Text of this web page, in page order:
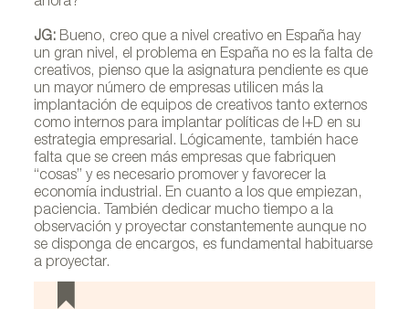
Atlas para Marset
ahora?
JG: Bueno, creo que a nivel creativo en España hay
un gran nivel, el problema en España no es la falta de
creativos, pienso que la asignatura pendiente es que
un mayor número de empresas utilicen más la
implantación de equipos de creativos tanto externos
como internos para implantar políticas de I+D en su
estrategia empresarial. Lógicamente, también hace
falta que se creen más empresas que fabriquen
“cosas” y es necesario promover y favorecer la
economía industrial. En cuanto a los que empiezan,
paciencia. También dedicar mucho tiempo a la
observación y proyectar constantemente aunque no
se disponga de encargos, es fundamental habituarse
a proyectar.